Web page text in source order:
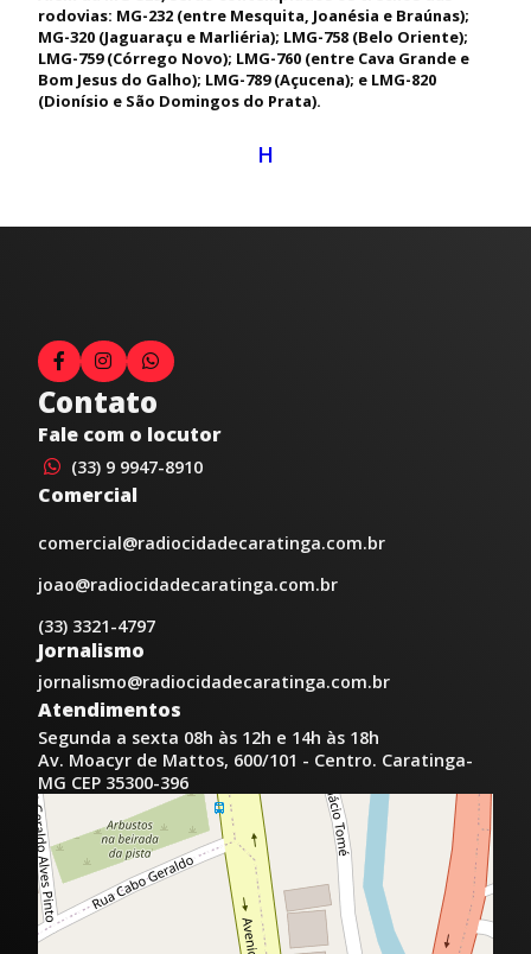
rodovias: MG-232 (entre Mesquita, Joanésia e Braúnas);
MG-320 (Jaguaraçu e Marliéria); LMG-758 (Belo Oriente);
LMG-759 (Córrego Novo); LMG-760 (entre Cava Grande e
Bom Jesus do Galho); LMG-789 (Açucena); e LMG-820
(Dionísio e São Domingos do Prata).
H
Contato
Fale com o locutor
(33) 9 9947-8910
Comercial
comercial@radiocidadecaratinga.com.br
joao@radiocidadecaratinga.com.br
(33) 3321-4797
Jornalismo
jornalismo@radiocidadecaratinga.com.br
Atendimentos
Segunda a sexta 08h às 12h e 14h às 18h
Av. Moacyr de Mattos, 600/101 - Centro. Caratinga-
MG CEP 35300-396